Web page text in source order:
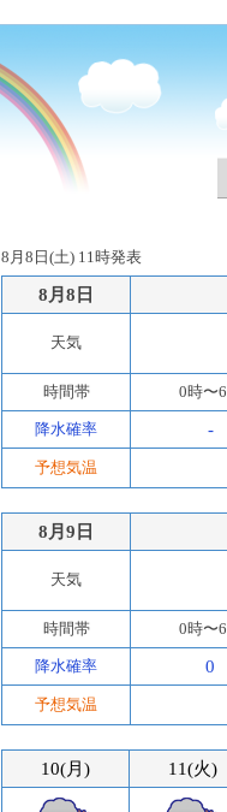
8月8日(土) 11時発表
8月8日
天気
時間帯 0時〜
降水確率 -
予想気温
8月9日
天気
時間帯 0時〜
降水確率 0
予想気温
10(月) 11(火)